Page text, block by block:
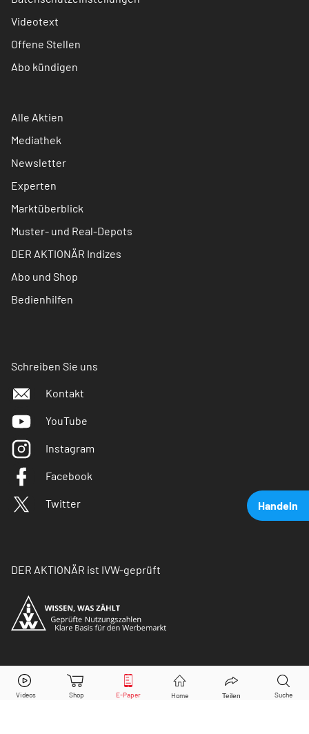
Handeln
Volkswagen Vz. Aktie jetzt handeln?
Videotext
Offene Stellen
Abo kündigen
Alle Aktien
Mediathek
Newsletter
Experten
Marktüberblick
Muster- und Real-Depots
DER AKTIONÄR Indizes
Abo und Shop
Bedienhilfen
Schreiben Sie uns
Kontakt
YouTube
Instagram
Facebook
Twitter
DER AKTIONÄR ist IVW-geprüft
© Copyright 2026 Börsenmedien AG. Alle Rechte